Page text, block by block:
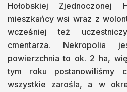
Hołobskiej Zjednoczonej
mieszkańcy wsi wraz z
wcześniej też
cmentarza.
powierzchnia to ok. 2 ha,
tym roku postanowiliśmy
wszystkie zarośla, a w